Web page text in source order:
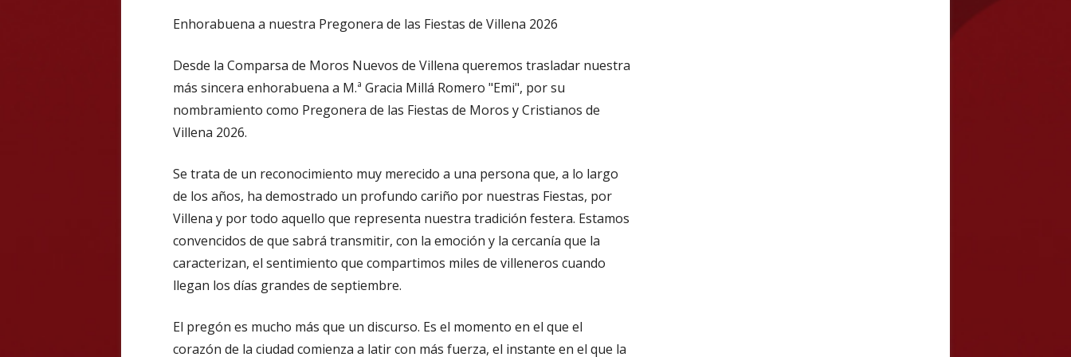
Enhorabuena a nuestra Pregonera de las Fiestas de Villena 2026
Desde la Comparsa de Moros Nuevos de Villena queremos trasladar nuestra
más sincera enhorabuena a M.ª Gracia Millá Romero "Emi", por su
nombramiento como Pregonera de las Fiestas de Moros y Cristianos de
Villena 2026.
Se trata de un reconocimiento muy merecido a una persona que, a lo largo
de los años, ha demostrado un profundo cariño por nuestras Fiestas, por
Villena y por todo aquello que representa nuestra tradición festera. Estamos
convencidos de que sabrá transmitir, con la emoción y la cercanía que la
caracterizan, el sentimiento que compartimos miles de villeneros cuando
llegan los días grandes de septiembre.
El pregón es mucho más que un discurso. Es el momento en el que el
corazón de la ciudad comienza a latir con más fuerza, el instante en el que la